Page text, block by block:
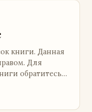
книги. Данная
Для
обратитесь к